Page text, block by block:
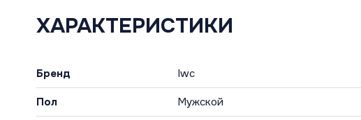
ХАРАКТЕРИСТИКИ
Бренд Iwc
Пол Мужской